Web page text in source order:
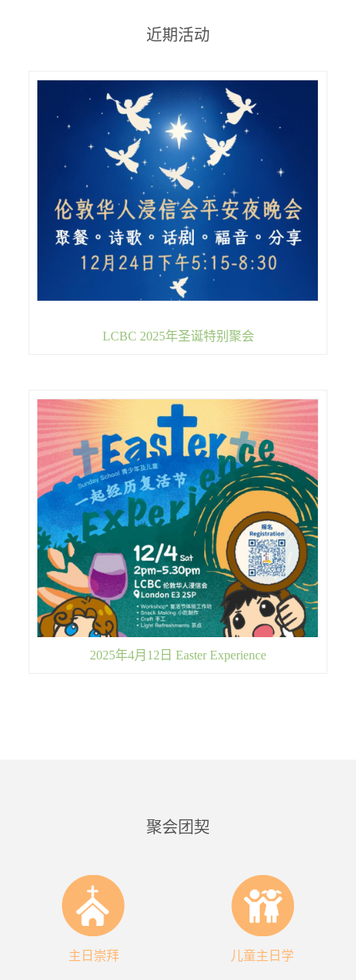
近期活动
LCBC 2025年圣诞特别聚会
2025年4月12日 Easter Experience
聚会团契
主日崇拜 儿童主日学